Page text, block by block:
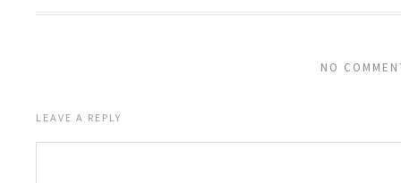
NO
LEAVE A REPLY